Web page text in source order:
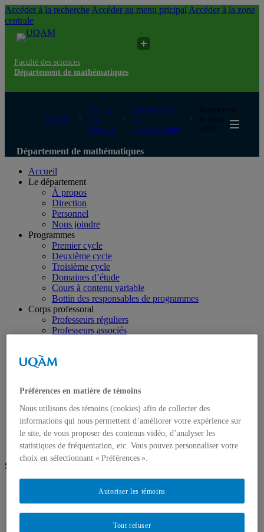
Accéder à la recherche Accéder au menu pricipal Accéder à la zone
centrale
Faculté des sciences
Département de mathématiques
UQAM
Faculté
des
sciences
Département
de
mathématiques
Ressources
et liens
utiles
Département de mathématiques
Accueil
Le département
À propos
Direction
Personnel
Nous joindre
Programmes
Premier cycle
Deuxième cycle
Troisième cycle
Domaines d’étude
Cours à contenu variable
Bottin des responsables de programmes
Corps professoral
Professeurs réguliers
Professeurs associés
Chargés de cours
Chaires, centres et groupes
Axes de recherche
Mémoires, rapports de recherche et thèses
Ressources
Suivez-nous
LinkedIn
Préférences en matière de témoins
Nous utilisons des témoins (cookies) afin de collecter des
informations qui nous permettent d’améliorer votre expérience sur
le site, de vous proposer des contenus vidéo, d’analyser les
statistiques de fréquentation, etc. Vous pouvez personnaliser votre
choix en sélectionnant « Préférences ».
Tout refuser
Autoriser les témoins